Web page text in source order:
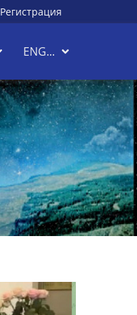
Регистрация
ENG...